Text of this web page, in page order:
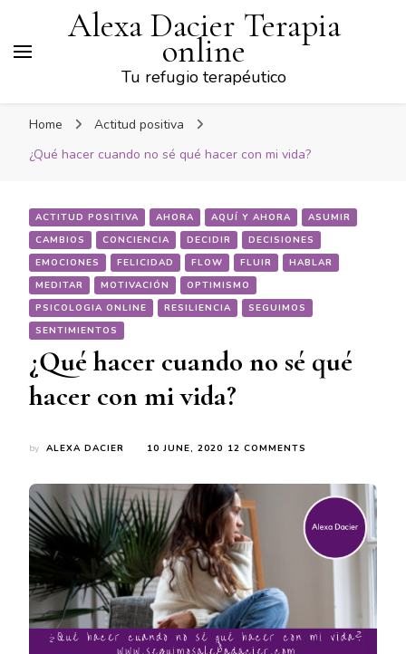
Alexa Dacier Terapia
online
Tu refugio terapéutico
Home
Actitud positiva
¿Qué hacer cuando no sé qué hacer con mi vida?
ACTITUD POSITIVA AHORA AQUÍ Y AHORA
ASUMIR
CAMBIOS
CONCIENCIA DECIDIR
DECISIONES
EMOCIONES
FELICIDAD FLOW FLUIR
HABLAR
MEDITAR
MOTIVACIÓN
OPTIMISMO
PSICOLOGIA ONLINE
RESILIENCIA
SEGUIMOS
SENTIMIENTOS
¿Qué hacer cuando no sé qué
hacer con mi vida?
by ALEXA DACIER 10 JUNE, 2020 12 COMMENTS
CUANDO
NO
SÉ
QUÉ
HACER